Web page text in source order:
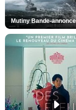
Mutiny Bande-